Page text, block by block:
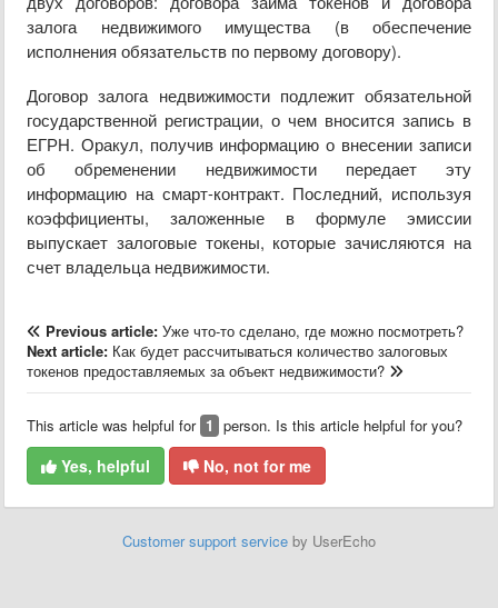
залога недвижимого имущества (в обеспечение
исполнения обязательств по первому договору).
Договор залога недвижимости подлежит обязательной
государственной регистрации, о чем вносится запись в
ЕГРН. Оракул, получив информацию о внесении записи
об обременении недвижимости передает эту
информацию на смарт-контракт. Последний, используя
коэффициенты, заложенные в формуле эмиссии
выпускает залоговые токены, которые зачисляются на
счет владельца недвижимости.
Previous article: Уже что-то сделано, где можно посмотреть?
Next article: Как будет рассчитываться количество залоговых
токенов предоставляемых за объект недвижимости?
This article was helpful for 1 person. Is this article helpful for you?
Yes, helpful No, not for me
Customer support service by UserEcho